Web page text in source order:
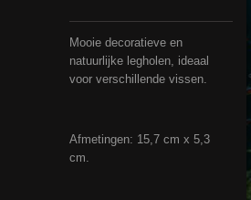
Mooie decoratieve en
natuurlijke legholen, ideaal
voor verschillende vissen.
Afmetingen: 15,7 cm x 5,3
cm.